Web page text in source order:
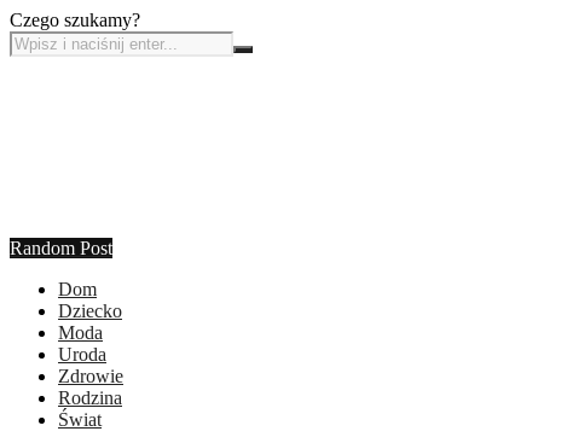
Czego szukamy?
Random Post
Dom
Dziecko
Moda
Uroda
Zdrowie
Rodzina
Świat